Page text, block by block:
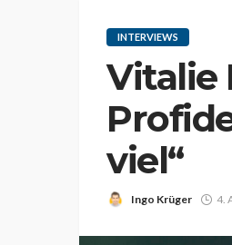
INTERVIEWS
Vitalie
viel“
Ingo Krüger 4.